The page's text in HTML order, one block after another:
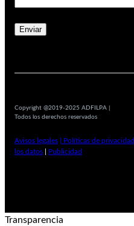
Copyright @2019-2025 ADFILPA |
Todos los derechos reservados
Avisos legales | Políticas de privacidad
los datos
Publicidad
Transparencia